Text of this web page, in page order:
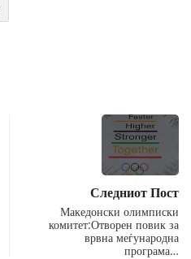
Следниот Пост
Македонски олимписки
комитет:Отворен повик за
врвна меѓународна
програма…